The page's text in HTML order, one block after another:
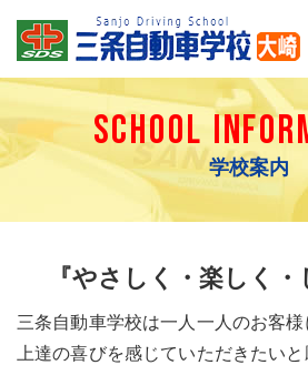
SCHOOL
学校案内
『やさしく・楽しく・
三条自動車学校は一人一人のお客様
上達の喜びを感じていただきたいと